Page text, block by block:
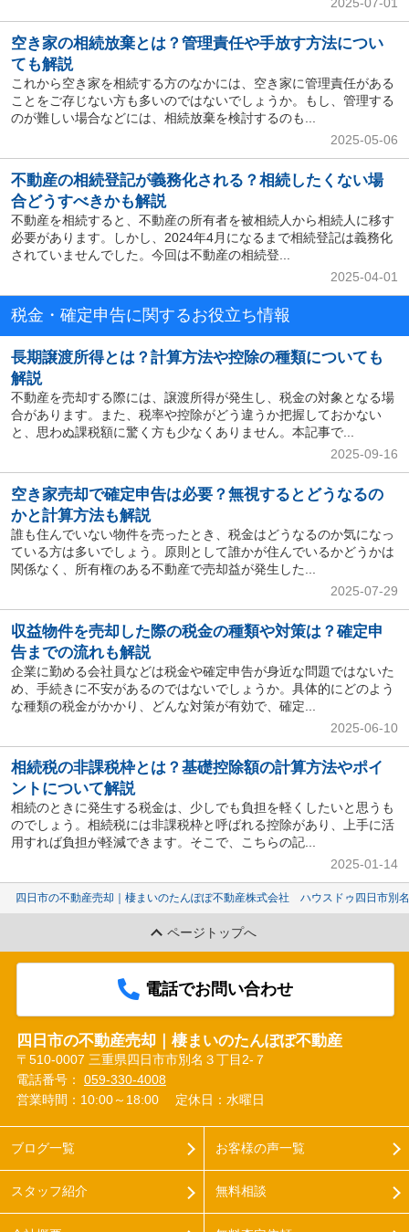
空き家の相続放棄とは？管理責任や手放す方法につい
ても解説
これから空き家を相続する方のなかには、空き家に管理責任がある
ことをご存じない方も多いのではないでしょうか。もし、管理する
のが難しい場合などには、相続放棄を検討するのも...
2025-05-06
不動産の相続登記が義務化される？相続したくない場
合どうすべきかも解説
不動産を相続すると、不動産の所有者を被相続人から相続人に移す
必要があります。しかし、2024年4月になるまで相続登記は義務化
されていませんでした。今回は不動産の相続登...
2025-04-01
税金・確定申告に関するお役立ち情報
長期譲渡所得とは？計算方法や控除の種類についても
解説
不動産を売却する際には、譲渡所得が発生し、税金の対象となる場
合があります。また、税率や控除がどう違うか把握しておかない
と、思わぬ課税額に驚く方も少なくありません。本記事で...
2025-09-16
空き家売却で確定申告は必要？無視するとどうなるの
かと計算方法も解説
誰も住んでいない物件を売ったとき、税金はどうなるのか気になっ
ている方は多いでしょう。原則として誰かが住んでいるかどうかは
関係なく、所有権のある不動産で売却益が発生した...
2025-07-29
収益物件を売却した際の税金の種類や対策は？確定申
告までの流れも解説
企業に勤める会社員などは税金や確定申告が身近な問題ではないた
め、手続きに不安があるのではないでしょうか。具体的にどのよう
な種類の税金がかかり、どんな対策が有効で、確定...
2025-06-10
相続税の非課税枠とは？基礎控除額の計算方法やポイ
ントについて解説
相続のときに発生する税金は、少しでも負担を軽くしたいと思うも
のでしょう。相続税には非課税枠と呼ばれる控除があり、上手に活
用すれば負担が軽減できます。そこで、こちらの記...
2025-01-14
四日市の不動産売却｜棲まいのたんぽぽ不動産株式会社 ハウスドゥ四日市別名
ページトップへ
電話でお問い合わせ
四日市の不動産売却｜棲まいのたんぽぽ不動産
〒510-0007 三重県四日市市別名３丁目2-７
電話番号： 059-330-4008
営業時間：10:00～18:00
定休日：水曜日
ブログ一覧
スタッフ紹介
お客様の声一覧
無料相談